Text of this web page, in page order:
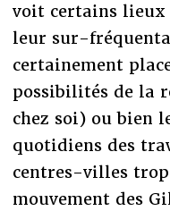
voit certains lieux
leur sur-
certainement
possibilités de la
chez soi) ou bien
quotidiens des
centres-villes
mouvement des